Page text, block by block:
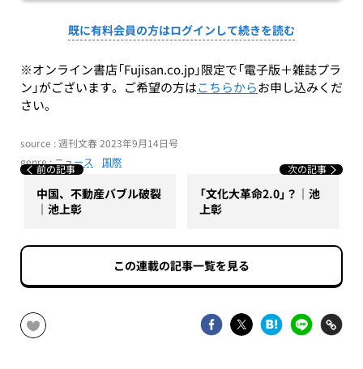
既に有料会員の方はログインして続きを読む
※オンライン書店「Fujisan.co.jp」限定で「電子版＋雑誌プラ
ン」がございます。ご希望の方はこちらからお申し込みくだ
さい。
source : 週刊文春 2023年9月14日号
genre :ニュース 国際
前の記事
中国、不動産バブル破裂
｜池上彰
次の記事
「文化大革命2.0」？｜池
上彰
この連載の記事一覧を見る